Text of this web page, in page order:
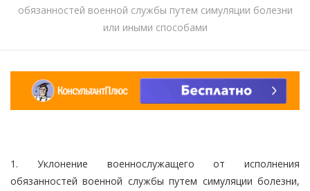
обязанностей военной службы путем симуляции болезни
или иными способами
1. Уклонение военнослужащего от исполнения
обязанностей военной службы путем симуляции болезни,